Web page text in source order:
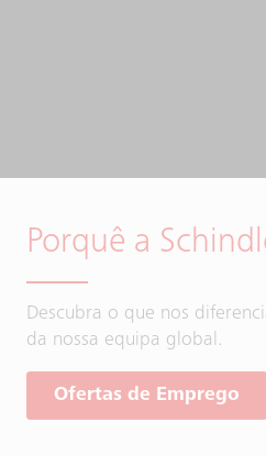
Porquê a
Descubra o que nos
da nossa equipa global.
Ofertas de Emprego